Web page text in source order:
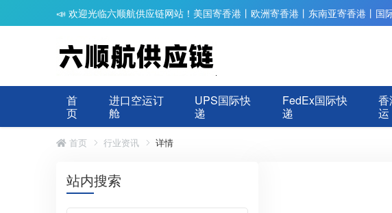
📣 欢迎光临六顺航供应链网站！美国寄香港丨欧洲寄香港丨东南亚寄香港丨国
首
页
进口空运订
舱
UPS国际快
递
FedEx国际快
递
运
首页 行业资讯 详情
站内搜索